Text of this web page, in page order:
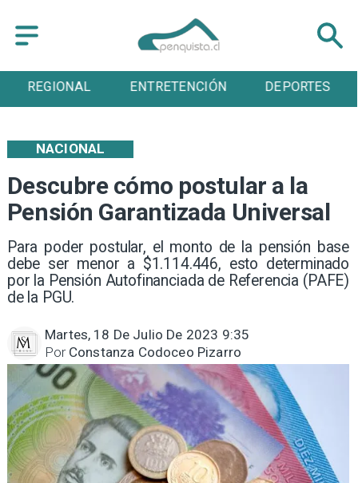
ENTRETENCIÓN DEPORTES CULTURA
Descubre cómo postular a la
Pensión Garantizada Universal
Para poder postular, el monto de la pensión base
debe ser menor a $1.114.446, esto determinado
por la Pensión Autofinanciada de Referencia (PAFE)
de la PGU.
NACIONAL
Martes, 18 De Julio De 2023 9:35
Constanza Codoceo Pizarro
Por